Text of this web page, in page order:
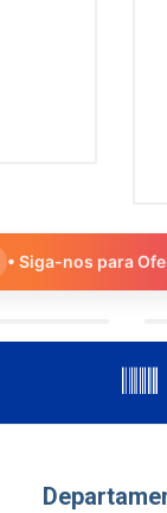
• Siga-nos para